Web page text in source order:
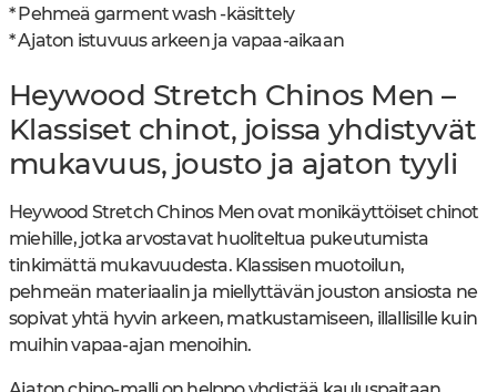
* Pehmeä garment wash -käsittely
* Ajaton istuvuus arkeen ja vapaa-aikaan
Heywood Stretch Chinos Men –
Klassiset chinot, joissa yhdistyvät
mukavuus, jousto ja ajaton tyyli
Heywood Stretch Chinos Men ovat monikäyttöiset chinot
miehille, jotka arvostavat huoliteltua pukeutumista
tinkimättä mukavuudesta. Klassisen muotoilun,
pehmeän materiaalin ja miellyttävän jouston ansiosta ne
sopivat yhtä hyvin arkeen, matkustamiseen, illallisille kuin
muihin vapaa-ajan menoihin.